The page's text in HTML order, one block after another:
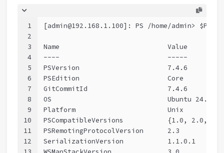
1
2
3
4
5
6
7
8
9
10
11
12
[admin@192.168.1.100]: PS /home/admin>
Name                           Value
----                           -----
PSVersion                      7.4.6
PSEdition                      Core
GitCommitId                    7.4.6
OS                             Ubuntu 24.04.1
Platform                       Unix
PSCompatibleVersions           {1.0, 2.0,
PSRemotingProtocolVersion      2.3
SerializationVersion           1.1.0.1